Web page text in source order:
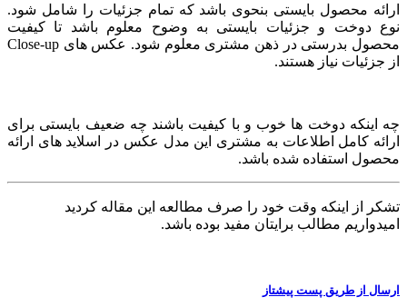
ارائه محصول بایستی بنحوی باشد که تمام جزئیات را شامل شود.
نوع دوخت و جزئیات بایستی به وضوح معلوم باشد تا کیفیت
محصول بدرستی در ذهن مشتری معلوم شود. عکس های Close-up
از جزئیات نیاز هستند.
چه اینکه دوخت ها خوب و با کیفیت باشند چه ضعیف بایستی برای
ارائه کامل اطلاعات به مشتری این مدل عکس در اسلاید های ارائه
محصول استفاده شده باشد.
تشکر از اینکه وقت خود را صرف مطالعه این مقاله کردید
امیدواریم مطالب برایتان مفید بوده باشد.
ارسال از طریق پست پیشتاز